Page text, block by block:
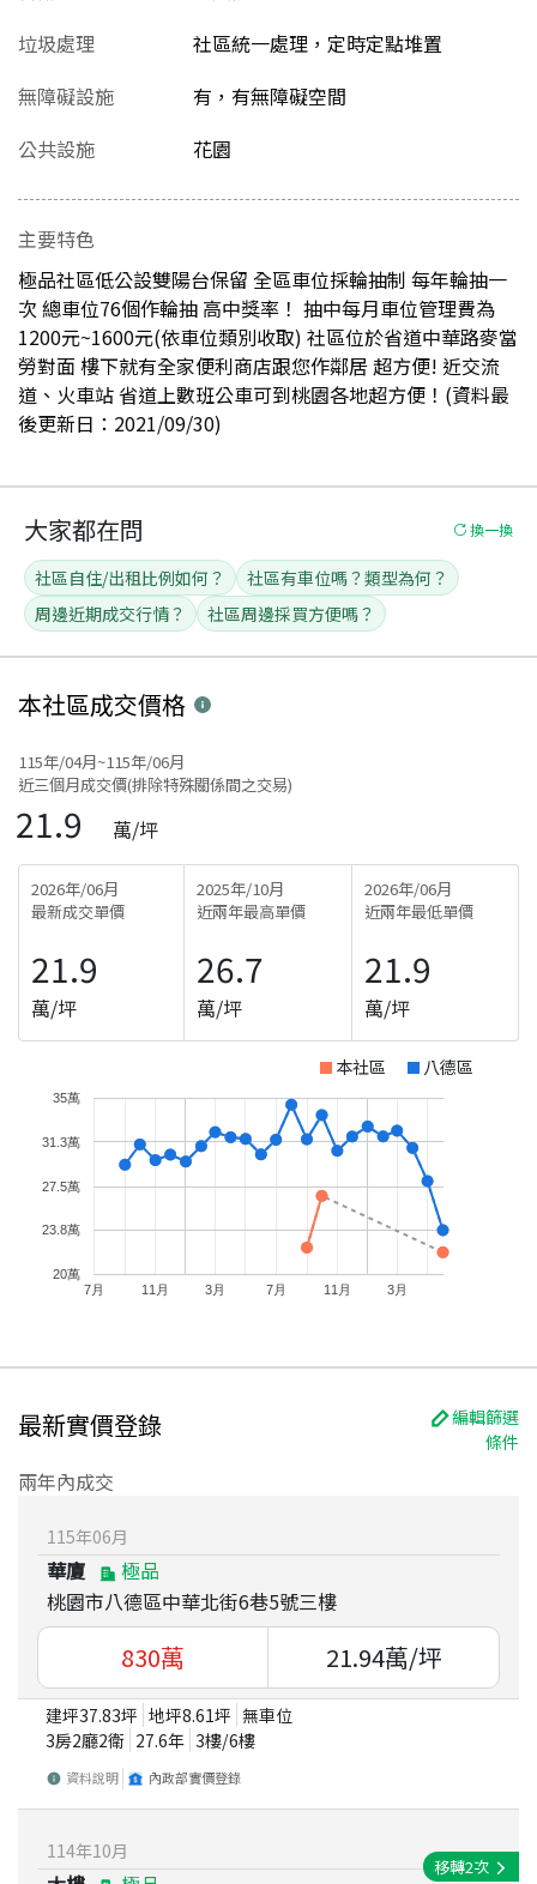
垃圾處理
社區統一處理，定時定點堆置
無障礙設施
有，有無障礙空間
公共設施
花園
主要特色
極品社區低公設雙陽台保留 全區車位採輪抽制 每年輪抽一
次 總車位76個作輪抽 高中獎率！ 抽中每月車位管理費為
1200元~1600元(依車位類別收取) 社區位於省道中華路麥當
勞對面 樓下就有全家便利商店跟您作鄰居 超方便! 近交流
道、火車站 省道上數班公車可到桃園各地超方便！(資料最
後更新日：2021/09/30)
大家都在問 換一換
社區自住/出租比例如何？
社區有車位嗎？類型為何？
周邊近期成交行情？
社區周邊採買方便嗎？
本社區成交價格
115年/04月~115年/06月
近三個月成交價(排除特殊關係間之交易)
21.9 萬/坪
2026年/06月
最新成交單價
21.9
萬/坪
2025年/10月
近兩年最高單價
26.7
萬/坪
2026年/06月
近兩年最低單價
21.9
萬/坪
本社區 八德區
7月 11月 3月 7月 11月 3月
20萬
23.8萬
27.5萬
31.3萬
35萬
最新實價登錄
編輯篩選
條件
兩年內成交
115年06月
華廈
極品
桃園市八德區中華北街6巷5號三樓
830萬 21.94萬/坪
建坪37.83坪 地坪8.61坪 無車位
3房2廳2衛 27.6年 3樓/6樓
資料說明 內政部實價登錄
114年10月
移轉2次